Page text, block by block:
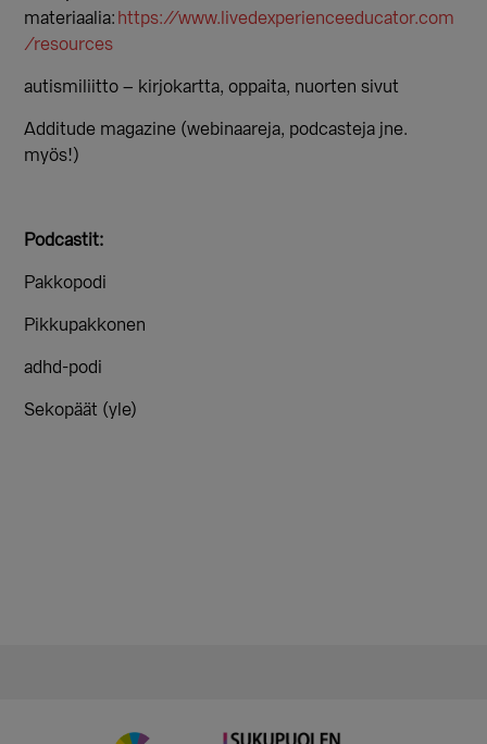
materiaalia: https://www.livedexperienceeducator.com
/resources
autismiliitto – kirjokartta, oppaita, nuorten sivut
Additude magazine (webinaareja, podcasteja jne.
myös!)
Podcastit:
Pakkopodi
Pikkupakkonen
adhd-podi
Sekopäät (yle)